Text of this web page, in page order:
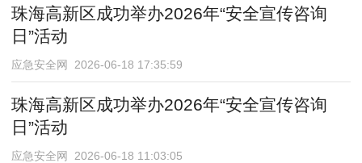
珠海高新区成功举办2026年“安全宣传咨询
日”活动
应急安全网 2026-06-18 17:35:59
珠海高新区成功举办2026年“安全宣传咨询
日”活动
应急安全网 2026-06-18 11:03:05